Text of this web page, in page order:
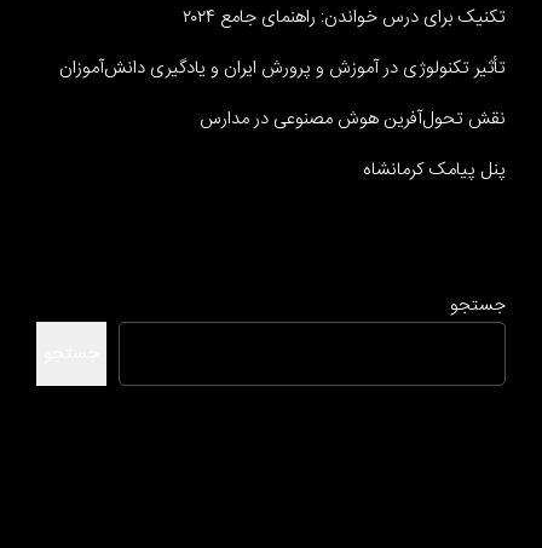
تکنیک برای درس خواندن: راهنمای جامع ۲۰۲۴
تأثیر تکنولوژی در آموزش و پرورش ایران و یادگیری دانش‌آموزان
نقش تحول‌آفرین هوش مصنوعی در مدارس
پنل پیامک کرمانشاه
جستجو